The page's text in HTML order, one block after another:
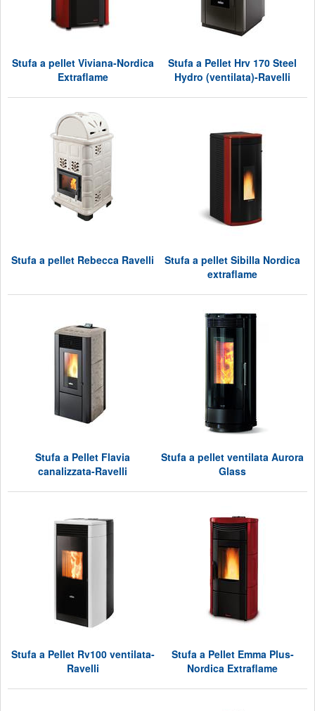
Stufa a pellet Viviana-Nordica
Extraflame
Stufa a Pellet Hrv 170 Steel
Hydro (ventilata)-Ravelli
Stufa a pellet Rebecca Ravelli
Stufa a pellet Sibilla Nordica
extraflame
Stufa a Pellet Flavia
canalizzata-Ravelli
Stufa a pellet ventilata Aurora
Glass
Stufa a Pellet Rv100 ventilata-
Ravelli
Stufa a Pellet Emma Plus-
Nordica Extraflame